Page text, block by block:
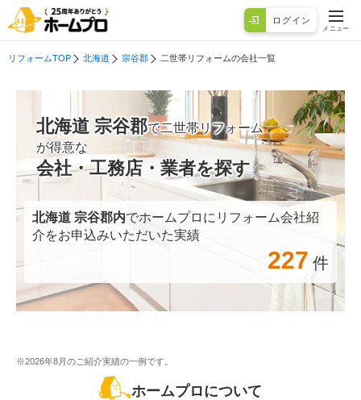
ログイン
メニュー
リフォームTOP 北海道 宗谷郡 二世帯リフォームの会社一覧
北海道 宗谷郡で二世帯リフォーム
が得意な
会社・工務店・業者を探す
北海道 宗谷郡内でホームプロにリフォーム会社紹
介をお申込みいただいた実績
227 件
※2026年8月のご紹介実績の一例です。
ホームプロについて